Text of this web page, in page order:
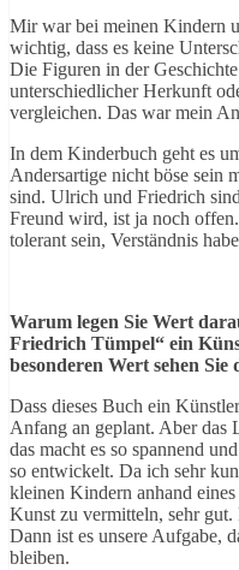
Mir war bei meinen Kindern
wichtig, dass es keine
Die Figuren in der
unterschiedlicher Herkunft
vergleichen. Das war mein
In dem Kinderbuch geht es
Andersartige nicht böse sein
sind. Ulrich und Friedrich
Freund wird, ist ja noch
tolerant sein, Verständnis
Warum legen Sie Wert
Friedrich Tümpel“ ein
besonderen Wert sehen Sie
Dass dieses Buch ein
Anfang an geplant. Aber das
das macht es so spannend
so entwickelt. Da ich sehr
kleinen Kindern anhand
Kunst zu vermitteln, sehr
Dann ist es unsere Aufgabe,
bleiben.